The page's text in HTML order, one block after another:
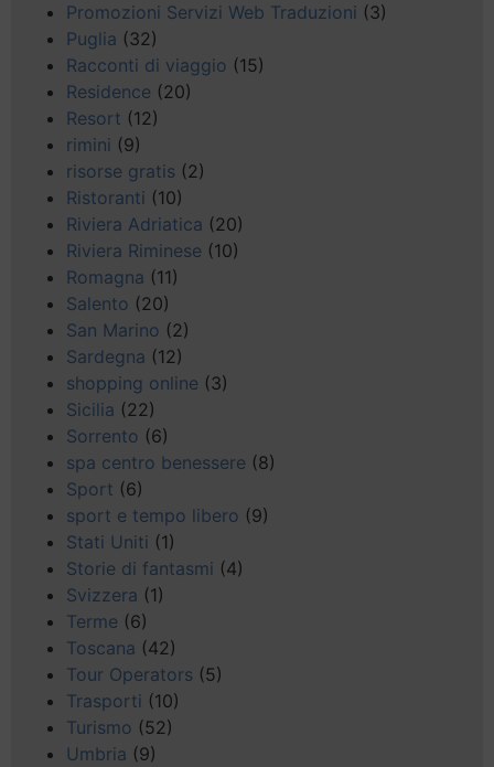
Promozioni Servizi Web Traduzioni (3)
Puglia (32)
Racconti di viaggio (15)
Residence (20)
Resort (12)
rimini (9)
risorse gratis (2)
Ristoranti (10)
Riviera Adriatica (20)
Riviera Riminese (10)
Romagna (11)
Salento (20)
San Marino (2)
Sardegna (12)
shopping online (3)
Sicilia (22)
Sorrento (6)
spa centro benessere (8)
Sport (6)
sport e tempo libero (9)
Stati Uniti (1)
Storie di fantasmi (4)
Svizzera (1)
Terme (6)
Toscana (42)
Tour Operators (5)
Trasporti (10)
Turismo (52)
Umbria (9)